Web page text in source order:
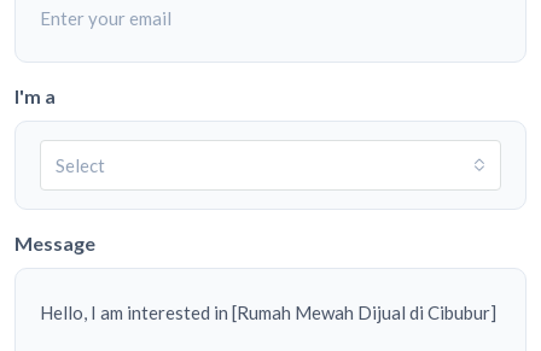
I'm a
Select
Message